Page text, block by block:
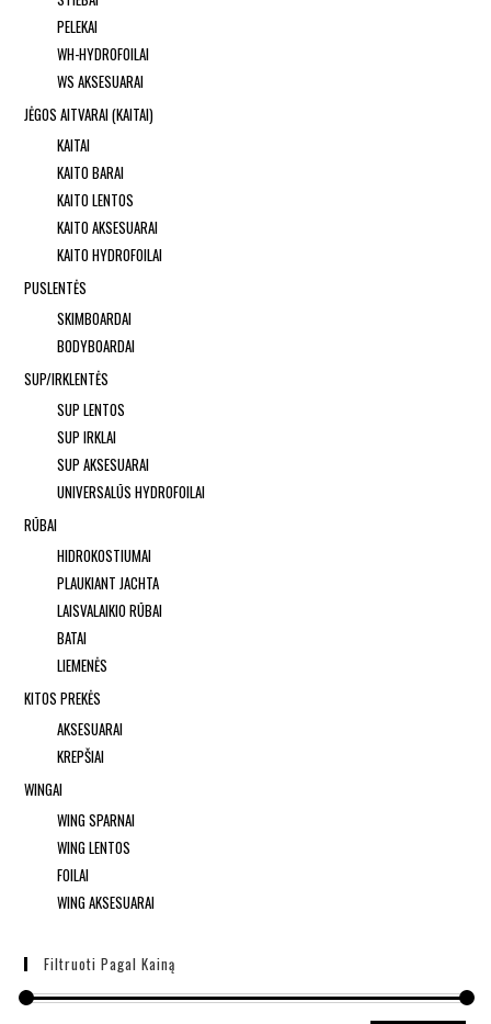
PELEKAI
WH-HYDROFOILAI
WS AKSESUARAI
JĖGOS AITVARAI (KAITAI)
KAITAI
KAITO BARAI
KAITO LENTOS
KAITO AKSESUARAI
KAITO HYDROFOILAI
PUSLENTĖS
SKIMBOARDAI
BODYBOARDAI
SUP/IRKLENTĖS
SUP LENTOS
SUP IRKLAI
SUP AKSESUARAI
UNIVERSALŪS HYDROFOILAI
RŪBAI
HIDROKOSTIUMAI
PLAUKIANT JACHTA
LAISVALAIKIO RŪBAI
BATAI
LIEMENĖS
KITOS PREKĖS
AKSESUARAI
KREPŠIAI
WINGAI
WING SPARNAI
WING LENTOS
FOILAI
WING AKSESUARAI
Filtruoti Pagal Kainą